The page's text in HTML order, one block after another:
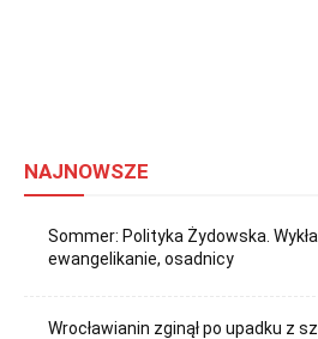
NAJNOWSZE
Sommer: Polityka Żydowska.
ewangelikanie, osadnicy
Wrocławianin zginął po upadku z